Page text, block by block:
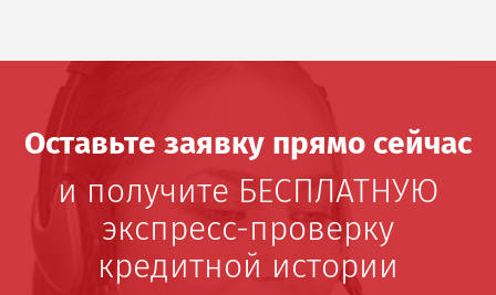
Оставьте заявку прямо сейчас
и получите БЕСПЛАТНУЮ
экспресс-проверку
кредитной истории